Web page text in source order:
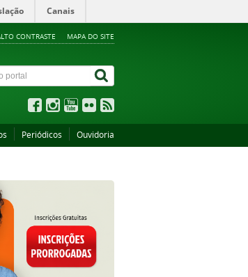
Canais
CONTRASTE MAPA DO SITE
Periódicos Ouvidoria